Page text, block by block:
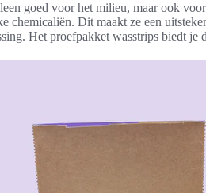
goed voor het milieu, maar ook
chemicaliën. Dit maakt ze een
Het proefpakket wasstrips biedt je